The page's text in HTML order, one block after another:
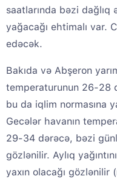
saatlarında bəzi dağlıq
yağacağı ehtimalı var.
edəcək.
Bakıda və Abşeron
temperaturunun 26-28
bu da iqlim normasına
Gecələr havanın
29-34 dərəcə, bəzi
gözlənilir. Aylıq
yaxın olacağı gözlənilir